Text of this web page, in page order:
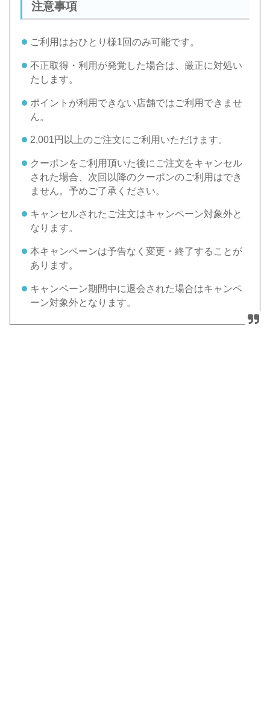
注意事項
ご利用はおひとり様1回のみ可能です。
不正取得・利用が発覚した場合は、厳正に対処い
たします。
ポイントが利用できない店舗ではご利用できませ
ん。
2,001円以上のご注文にご利用いただけます。
クーポンをご利用頂いた後にご注文をキャンセル
された場合、次回以降のクーポンのご利用はでき
ません。予めご了承ください。
キャンセルされたご注文はキャンペーン対象外と
なります。
本キャンペーンは予告なく変更・終了することが
あります。
キャンペーン期間中に退会された場合はキャンペ
ーン対象外となります。